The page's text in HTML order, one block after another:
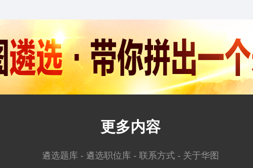
更多内容
遴选题库 - 遴选职位库 - 联系方式 - 关于华图